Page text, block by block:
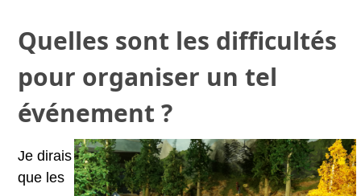
Quelles sont les difficultés
pour organiser un tel
événement ?
Je dirais
que les